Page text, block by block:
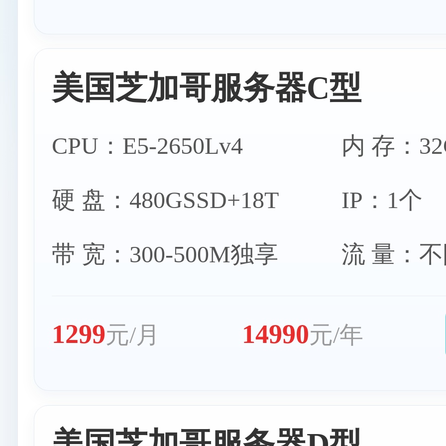
美国芝加哥服务器C型
CPU：E5-2650Lv4
硬 盘：480GSSD+18T
带 宽：300-500M独享
内 存：
IP：1个
流 量：
1299元/月 14990元/年